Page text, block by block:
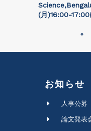
(月)16:00-17:00
お知らせ
人事公募
論文発表